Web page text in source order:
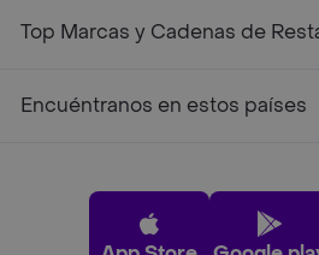
Top Marcas y Cadenas de
Encuéntranos en estos países